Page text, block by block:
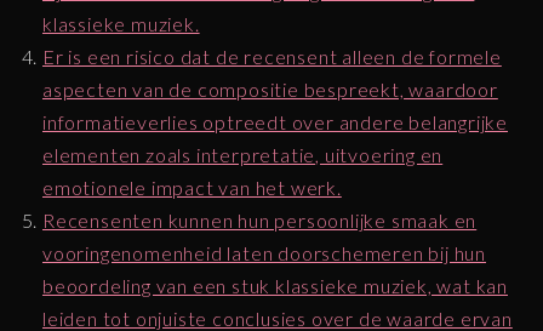
klassieke muziek.
Er is een risico dat de recensent alleen de formele
aspecten van de compositie bespreekt, waardoor
informatieverlies optreedt over andere belangrijke
elementen zoals interpretatie, uitvoering en
emotionele impact van het werk.
Recensenten kunnen hun persoonlijke smaak en
vooringenomenheid laten doorschemeren bij hun
beoordeling van een stuk klassieke muziek, wat kan
leiden tot onjuiste conclusies over de waarde ervan